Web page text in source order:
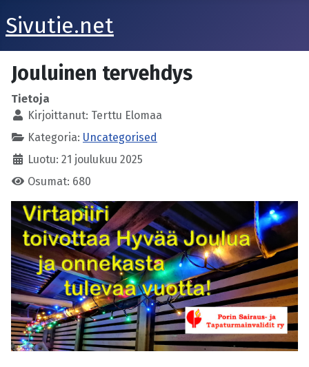
Sivutie.net
Jouluinen tervehdys
Tietoja
Kirjoittanut: Terttu Elomaa
Kategoria: Uncategorised
Luotu: 21 joulukuu 2025
Osumat: 680